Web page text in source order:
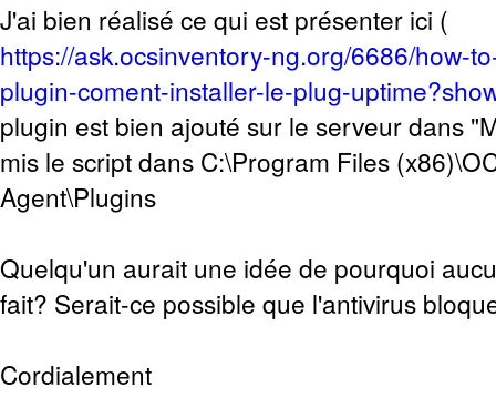
J'ai bien réalisé ce qui est présenter ici (
https://ask.ocsinventory-ng.org/6686/how-
plugin-coment-installer-le-plug-
plugin est bien ajouté sur le serveur dans
mis le script dans C:\Program Files
Agent\Plugins
Quelqu'un aurait une idée de pourquoi
fait? Serait-ce possible que l'antivirus
Cordialement